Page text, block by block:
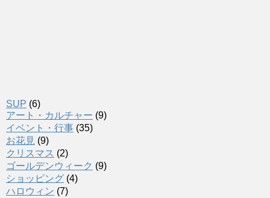
SUP (6)
アート・カルチャー (9)
イベント・行事 (35)
お花見 (9)
クリスマス (2)
ゴールデンウィーク (9)
ショッピング (4)
ハロウィン (7)